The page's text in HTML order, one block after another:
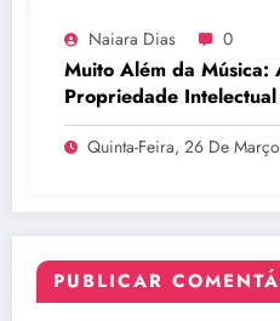
Naiara Dias 0
Muito Além da Música:
Propriedade
Legado do BTS
Quinta-Feira, 26 De
PUBLICAR